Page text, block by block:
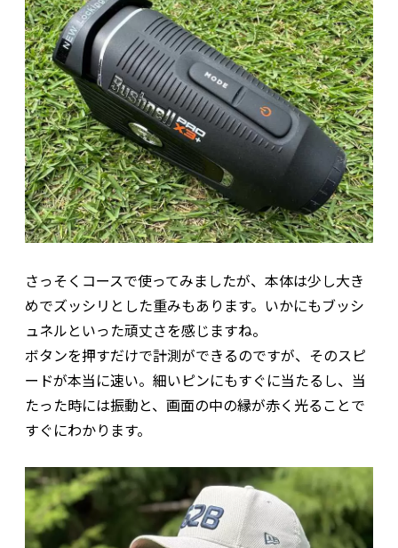
さっそくコースで使ってみましたが、本体は少し大き
めでズッシリとした重みもあります。いかにもブッシ
ュネルといった頑丈さを感じますね。
ボタンを押すだけで計測ができるのですが、そのスピ
ードが本当に速い。細いピンにもすぐに当たるし、当
たった時には振動と、画面の中の縁が赤く光ることで
すぐにわかります。